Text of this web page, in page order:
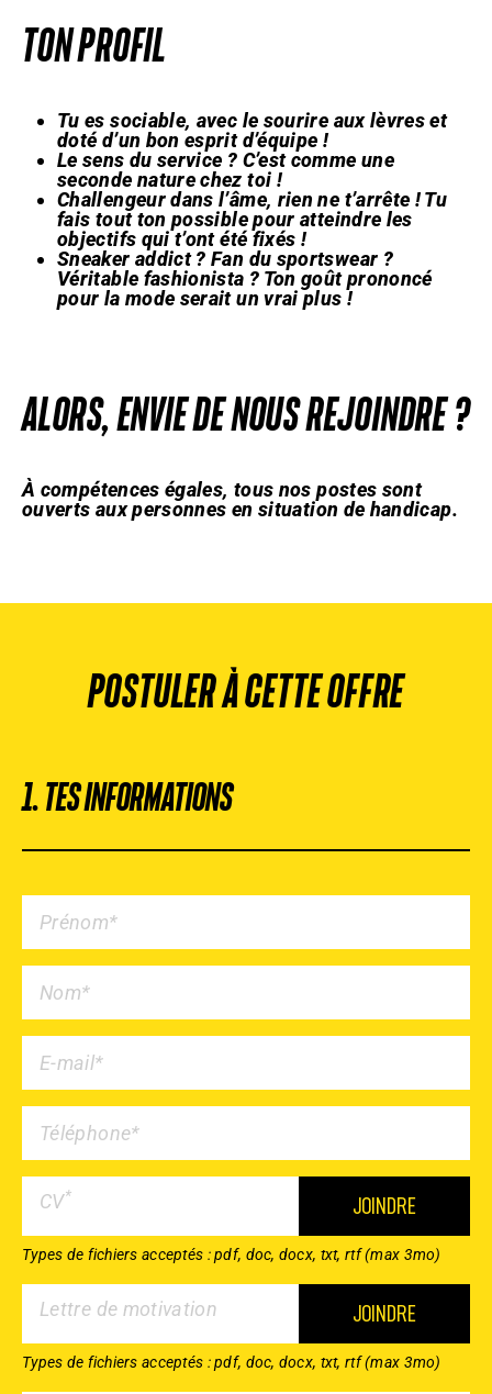
TON PROFIL
Tu es sociable, avec le sourire aux lèvres et
doté d’un bon esprit d’équipe !
Le sens du service ? C’est comme une
seconde nature chez toi !
Challengeur dans l’âme, rien ne t’arrête ! Tu
fais tout ton possible pour atteindre les
objectifs qui t’ont été fixés !
Sneaker addict ? Fan du sportswear ?
Véritable fashionista ? Ton goût prononcé
pour la mode serait un vrai plus !
ALORS, ENVIE DE NOUS REJOINDRE ?
À compétences égales, tous nos postes sont
ouverts aux personnes en situation de handicap.
POSTULER À CETTE OFFRE
1. TES INFORMATIONS
CV* JOINDRE
Types de fichiers acceptés : pdf, doc, docx, txt, rtf (max 3mo)
Lettre de motivation JOINDRE
Types de fichiers acceptés : pdf, doc, docx, txt, rtf (max 3mo)